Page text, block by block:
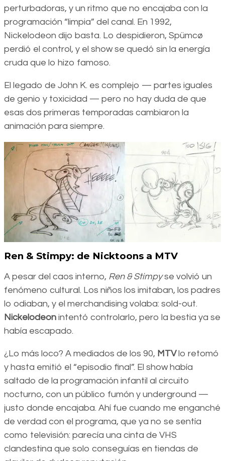
perturbadoras, y un ritmo que no encajaba con la
programación “limpia” del canal. En 1992,
Nickelodeon dijo basta. Lo despidieron, Spümcø
perdió el control, y el show se quedó sin la energía
cruda que lo hizo famoso.
El legado de John K. es complejo — partes iguales
de genio y toxicidad — pero no hay duda de que
esas dos primeras temporadas cambiaron la
animación para siempre.
Ren & Stimpy: de Nicktoons a MTV
A pesar del caos interno, Ren & Stimpyse volvió un
fenómeno cultural. Los niños los imitaban, los padres
lo odiaban, y el merchandising volaba: sold-out.
Nickelodeon intentó controlarlo, pero la bestia ya se
había escapado.
¿Lo más loco? A mediados de los 90, MTV lo retomó
y hasta emitió el “episodio final”. El show había
saltado de la programación infantil al circuito
nocturno, con un público fumón y underground —
justo donde encajaba. Ahí fue cuando me enganché
de verdad con el programa, que ya no se sentía
como televisión: parecía una cinta de VHS
clandestina que solo conseguías en tiendas de